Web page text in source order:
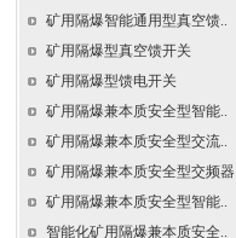
矿用隔爆智能通用型真空馈..
矿用隔爆型真空馈开关
矿用隔爆型馈电开关
矿用隔爆兼本质安全型智能..
矿用隔爆兼本质安全型交流..
矿用隔爆兼本质安全型交频器
矿用隔爆兼本质安全型智能..
智能化矿用隔爆兼本质安全..